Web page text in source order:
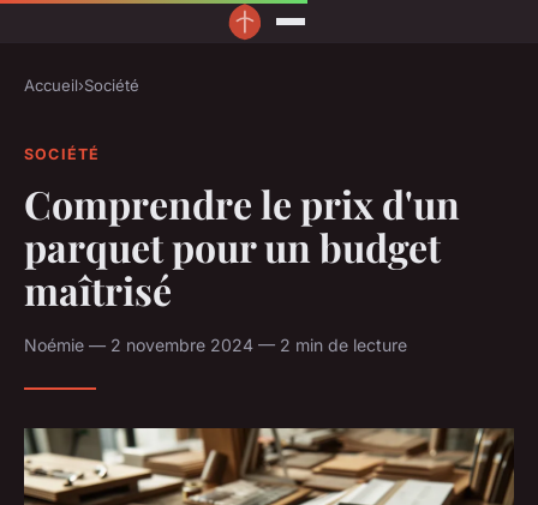
Accueil›Société
SOCIÉTÉ
Comprendre le prix d'un
parquet pour un budget
maîtrisé
Noémie — 2 novembre 2024 — 2 min de lecture